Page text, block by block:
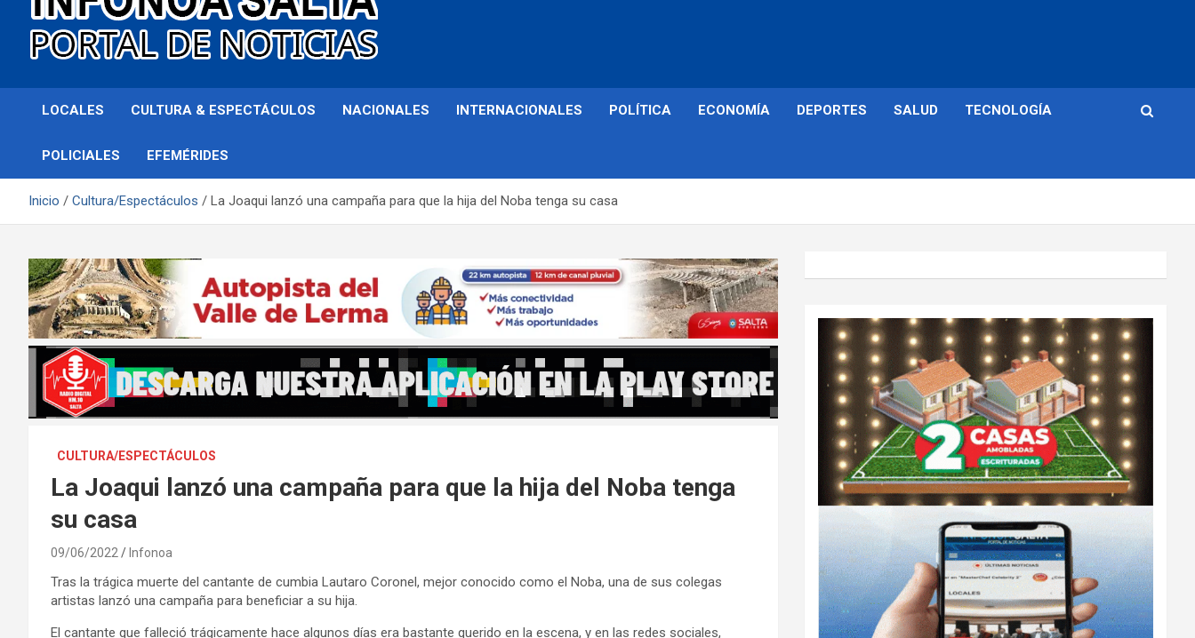
Infonoa Salta
LOCALES CULTURA & ESPECTÁCULOS NACIONALES INTERNACIONALES POLÍTICA ECONOMÍA DEPORTES SALUD TECNOLOGÍA
POLICIALES EFEMÉRIDES
Inicio Cultura/Espectáculos La Joaqui lanzó una campaña para que la hija del Noba tenga su casa
CULTURA/ESPECTÁCULOS
La Joaqui lanzó una campaña para que la hija del Noba tenga
su casa
09/06/2022 Infonoa
Tras la trágica muerte del cantante de cumbia Lautaro Coronel, mejor conocido como el Noba, una de sus colegas
artistas lanzó una campaña para beneficiar a su hija.
El cantante que falleció trágicamente hace algunos días era bastante querido en la escena, y en las redes sociales,